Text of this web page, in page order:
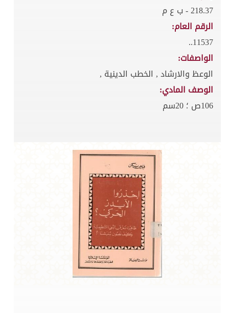
218.37 - ب ع م
الرقم العام:
11537..
الواصفات:
الوعظ والارشاد , الخطب الدينية ,
الوصف المادي:
106ص ؛ 20سم